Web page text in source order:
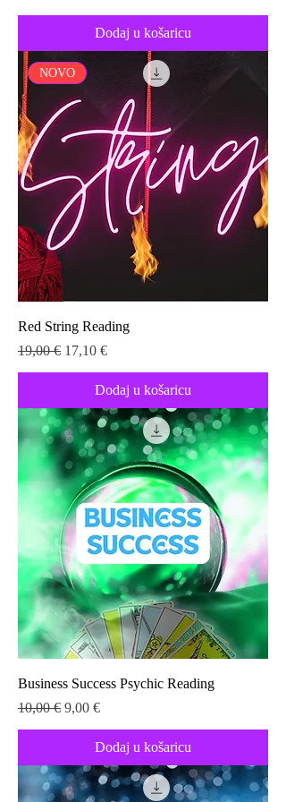
Dodaj u košaricu
NOVO
Red String Reading
Redovna cijena
19,00 € Cijena s popustom
17,10 €
Dodaj u košaricu
Business Success Psychic Reading
Redovna cijena
10,00 € Cijena s popustom
9,00 €
Dodaj u košaricu